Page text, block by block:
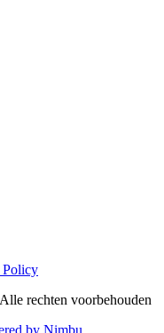
Policy
rechten voorbehouden